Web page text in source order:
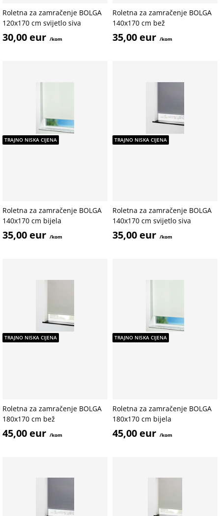
Roletna za zamračenje BOLGA
120x170 cm svijetlo siva
30,00 eur /kom
Roletna za zamračenje BOLGA
140x170 cm bež
35,00 eur /kom
TRAJNO NISKA CIJENA
Roletna za zamračenje BOLGA
140x170 cm bijela
35,00 eur /kom
TRAJNO NISKA CIJENA
Roletna za zamračenje BOLGA
140x170 cm svijetlo siva
35,00 eur /kom
TRAJNO NISKA CIJENA
Roletna za zamračenje BOLGA
180x170 cm bež
45,00 eur /kom
TRAJNO NISKA CIJENA
Roletna za zamračenje BOLGA
180x170 cm bijela
45,00 eur /kom